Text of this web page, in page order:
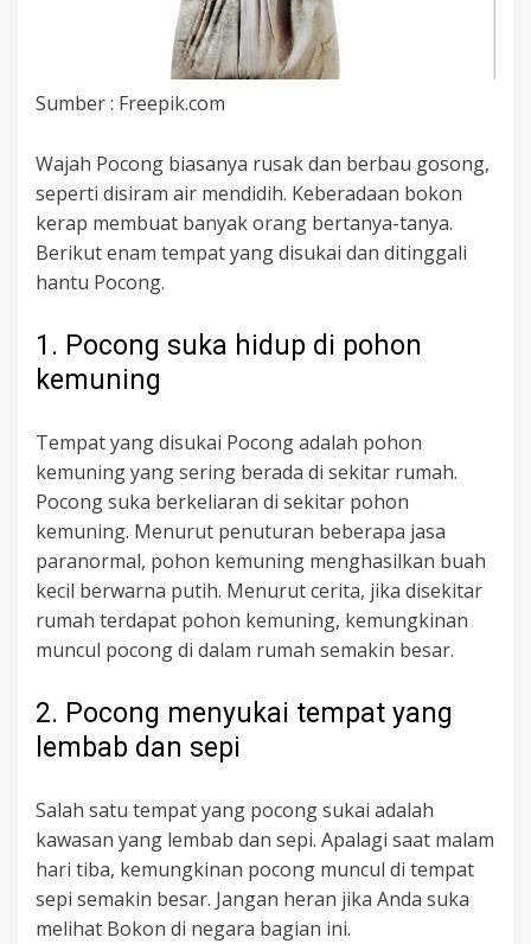
Sumber : Freepik.com
Wajah Pocong biasanya rusak dan berbau gosong,
seperti disiram air mendidih. Keberadaan bokon
kerap membuat banyak orang bertanya-tanya.
Berikut enam tempat yang disukai dan ditinggali
hantu Pocong.
1. Pocong suka hidup di pohon
kemuning
Tempat yang disukai Pocong adalah pohon
kemuning yang sering berada di sekitar rumah.
Pocong suka berkeliaran di sekitar pohon
kemuning. Menurut penuturan beberapa jasa
paranormal, pohon kemuning menghasilkan buah
kecil berwarna putih. Menurut cerita, jika disekitar
rumah terdapat pohon kemuning, kemungkinan
muncul pocong di dalam rumah semakin besar.
2. Pocong menyukai tempat yang
lembab dan sepi
Salah satu tempat yang pocong sukai adalah
kawasan yang lembab dan sepi. Apalagi saat malam
hari tiba, kemungkinan pocong muncul di tempat
sepi semakin besar. Jangan heran jika Anda suka
melihat Bokon di negara bagian ini.